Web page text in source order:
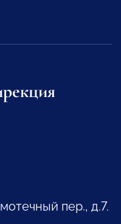
пер., д.7.